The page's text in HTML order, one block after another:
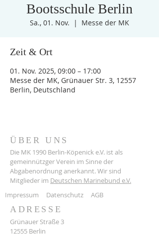
Bootsschule Berlin
Sa., 01. Nov.
  |
Messe der MK
Zeit & Ort
01. Nov. 2025, 09:00 – 17:00
Messe der MK, Grünauer Str. 3, 12557
Berlin, Deutschland
ÜBER UNS
Die MK 1990 Berlin-Köpenick e.V. ist als
gemeinnützger Verein im Sinne der
Abgabenordnung anerkannt. Wir sind
Mitglieder im Deutschen Marinebund e.V.
Impressum
Datenschutz AGB
ADRESSE
Grünauer Straße 3
12555 Berlin